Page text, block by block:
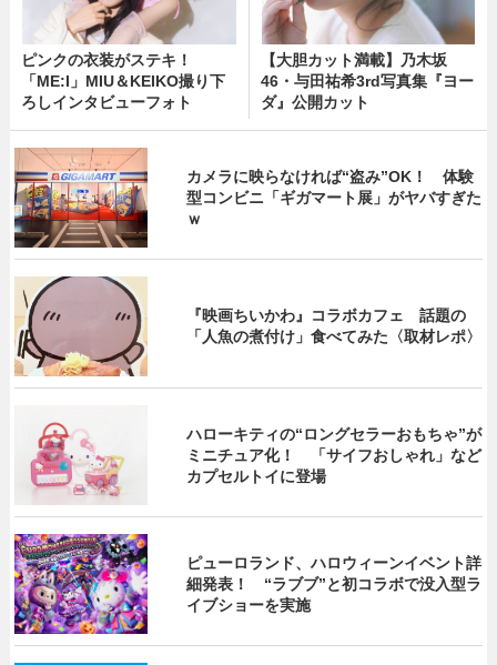
ピンクの衣装がステキ！
「ME:I」MIU＆KEIKO撮り下
ろしインタビューフォト
【大胆カット満載】乃木坂
46・与田祐希3rd写真集『ヨー
ダ』公開カット
カメラに映らなければ“盗み”OK！ 体験
型コンビニ「ギガマート展」がヤバすぎた
ｗ
『映画ちいかわ』コラボカフェ 話題の
「人魚の煮付け」食べてみた〈取材レポ〉
ハローキティの“ロングセラーおもちゃ”が
ミニチュア化！ 「サイフおしゃれ」など
カプセルトイに登場
ピューロランド、ハロウィーンイベント詳
細発表！ “ラブブ”と初コラボで没入型ラ
イブショーを実施